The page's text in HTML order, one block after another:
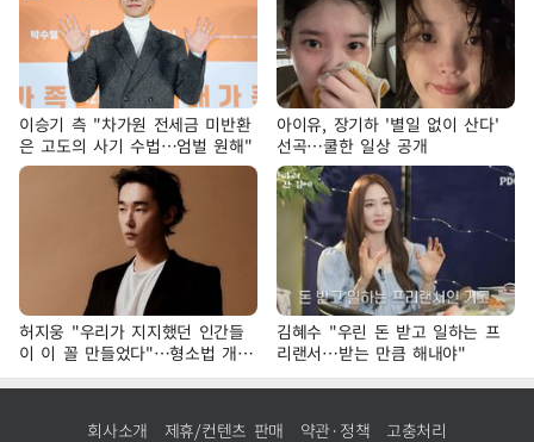
이승기 측 "차가원 전세금 미반환
은 고도의 사기 수법…엄벌 원해"
아이유, 장기하 '별일 없이 산다'
선곡…쿨한 일상 공개
허지웅 "우리가 지지했던 인간들
이 이 꼴 만들었다"…형소법 개정
에 격한 반응
김혜수 "우린 돈 받고 일하는 프
리랜서…받는 만큼 해내야"
회사소개 제휴/컨텐츠 판매 약관·정책 고충처리